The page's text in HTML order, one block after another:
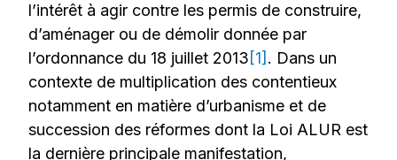
l’intérêt à agir contre les permis de construire,
d’aménager ou de démolir donnée par
l’ordonnance du 18 juillet 2013[1] . Dans un
contexte de multiplication des contentieux
notamment en matière d’urbanisme et de
succession des réformes dont la Loi ALUR est
la dernière principale manifestation,